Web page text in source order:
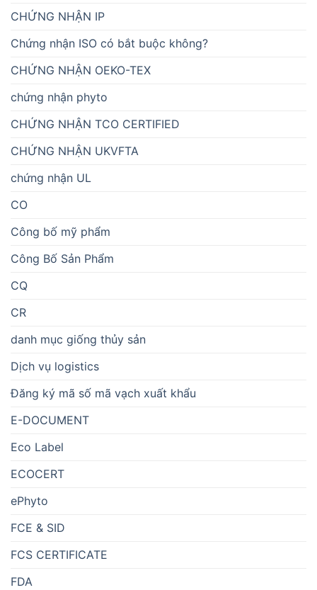
CHỨNG NHẬN IP
Chứng nhận ISO có bắt buộc không?
CHỨNG NHẬN OEKO-TEX
chứng nhận phyto
CHỨNG NHẬN TCO CERTIFIED
CHỨNG NHẬN UKVFTA
chứng nhận UL
CO
Công bố mỹ phẩm
Công Bố Sản Phẩm
CQ
CR
danh mục giống thủy sản
Dịch vụ logistics
Đăng ký mã số mã vạch xuất khẩu
E-DOCUMENT
Eco Label
ECOCERT
ePhyto
FCE & SID
FCS CERTIFICATE
FDA